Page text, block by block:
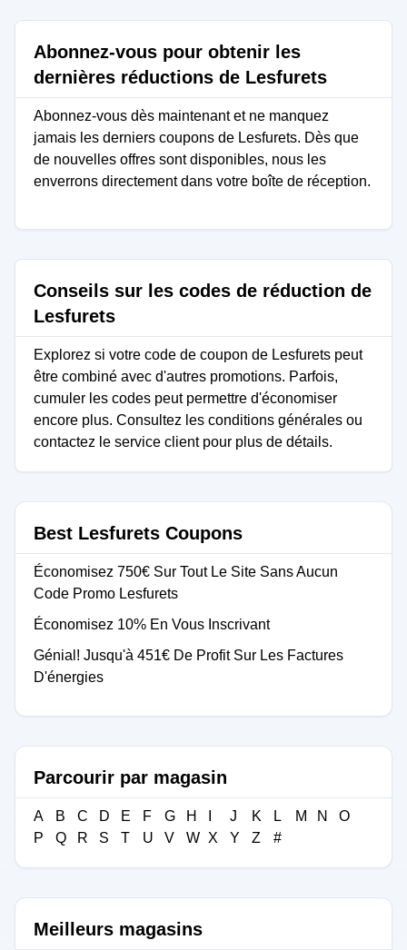
Abonnez-vous pour obtenir les
dernières réductions de Lesfurets
Abonnez-vous dès maintenant et ne manquez
jamais les derniers coupons de Lesfurets. Dès que
de nouvelles offres sont disponibles, nous les
enverrons directement dans votre boîte de réception.
Conseils sur les codes de réduction de
Lesfurets
Explorez si votre code de coupon de Lesfurets peut
être combiné avec d'autres promotions. Parfois,
cumuler les codes peut permettre d'économiser
encore plus. Consultez les conditions générales ou
contactez le service client pour plus de détails.
Best Lesfurets Coupons
Économisez 750€ Sur Tout Le Site Sans Aucun
Code Promo Lesfurets
Économisez 10% En Vous Inscrivant
Génial! Jusqu'à 451€ De Profit Sur Les Factures
D'énergies
Parcourir par magasin
A B C D E F G H J K L M N
O
P
Q R S T U V W X Y Z #
Meilleurs magasins